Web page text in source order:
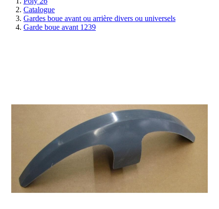
Catalogue
Gardes boue avant ou arrière divers ou universels
Garde boue avant 1239